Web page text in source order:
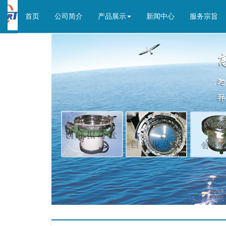
首页(current)公司简介 产品展示 新闻中心 服务宗旨